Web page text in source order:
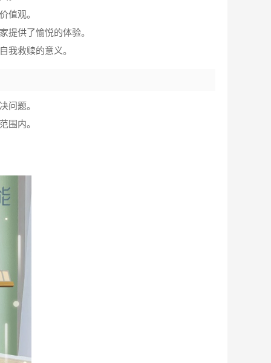
值观。
提供了愉悦的体验。
我救赎的意义。
问题。
围内。